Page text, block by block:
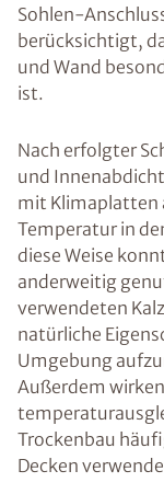
Sohlen-
berücksichtigt,
und Wand
ist.
Nach erfolgter
und
mit Klimaplatten
Temperatur in
diese Weise
anderweitig
verwendeten
natürliche
Umgebung
Außerdem
Trockenbau
Decken